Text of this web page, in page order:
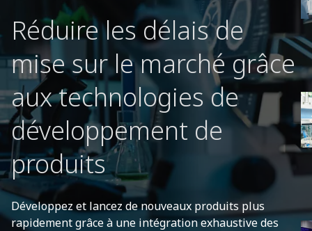
Réduire les délais de
mise sur le marché grâce
aux technologies de
développement de
produits
Développez et lancez de nouveaux produits plus
rapidement grâce à une intégration exhaustive des